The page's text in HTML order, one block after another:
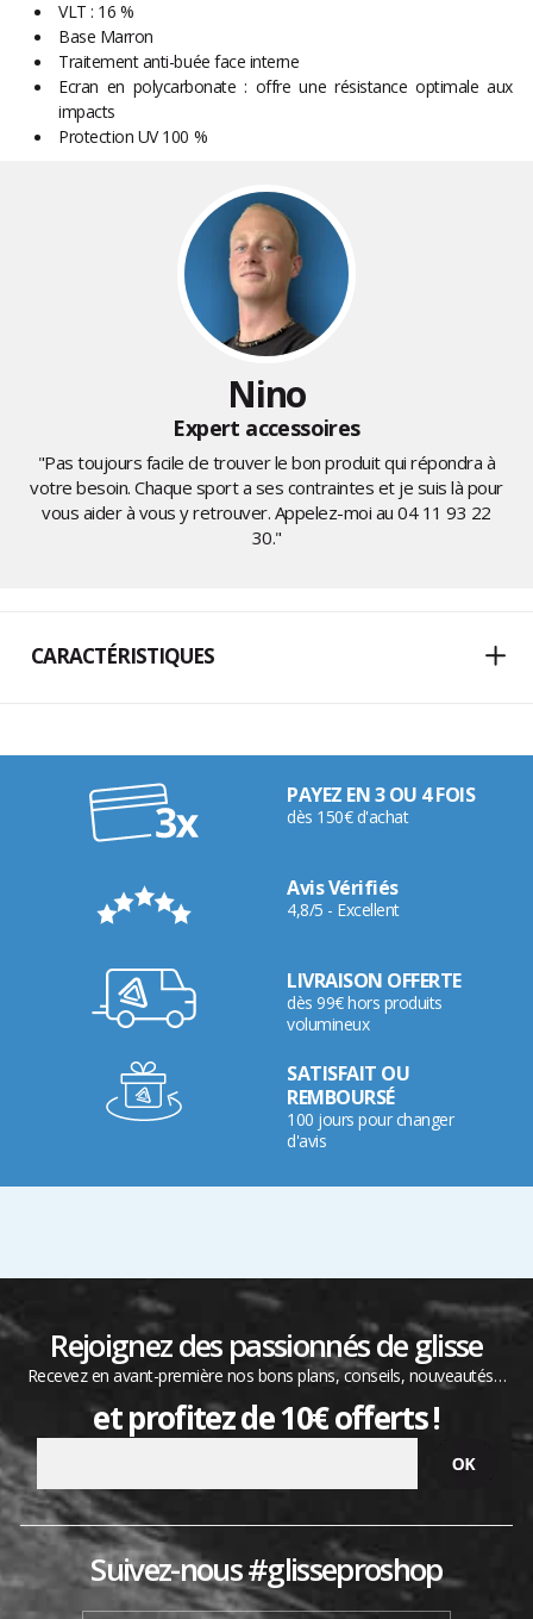
VLT : 16 %
Base Marron
Traitement anti-buée face interne
Ecran en polycarbonate : offre une résistance optimale aux
impacts
Protection UV 100 %
Nino
Expert accessoires
"Pas toujours facile de trouver le bon produit qui répondra à
votre besoin. Chaque sport a ses contraintes et je suis là pour
vous aider à vous y retrouver. Appelez-moi au04 11 93 22
30."
CARACTÉRISTIQUES
PAYEZ EN 3 OU 4 FOIS
dès 150€ d'achat
Avis Vérifiés
4,8/5 - Excellent
LIVRAISON OFFERTE
dès 99€ hors produits
volumineux
SATISFAIT OU
REMBOURSÉ
100 jours pour changer
d'avis
Rejoignez des passionnés de glisse
Recevez en avant-première nos bons plans, conseils, nouveautés…
et profitez de 10€ offerts !
Suivez-nous #glisseproshop